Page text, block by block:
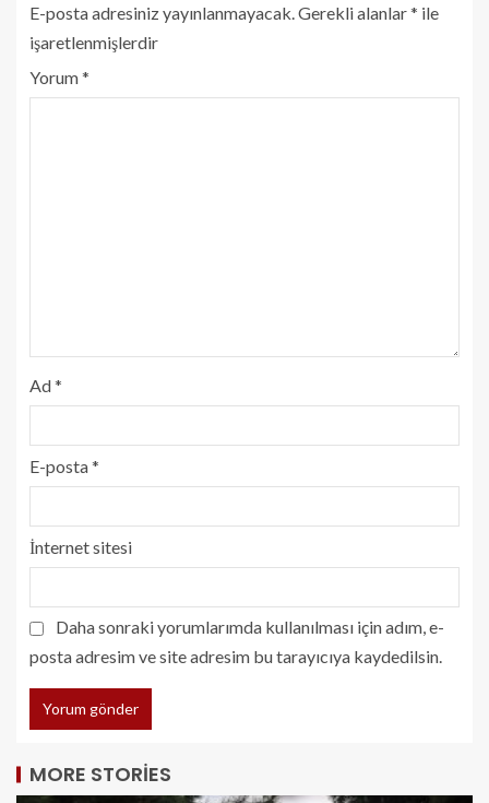
E-posta adresiniz yayınlanmayacak. Gerekli alanlar* ile
işaretlenmişlerdir
Yorum*
Ad*
E-posta*
İnternet sitesi
Daha sonraki yorumlarımda kullanılması için adım, e-
posta adresim ve site adresim bu tarayıcıya kaydedilsin.
MORE STORIES